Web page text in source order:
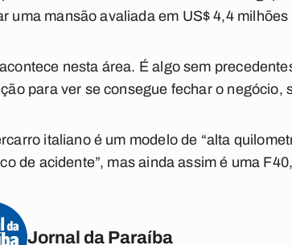
uma mansão avaliada em US$ 4,4
nesta área. É algo sem
para ver se consegue fechar o negócio,
italiano é um modelo de “alta
de acidente”, mas ainda assim é uma
Jornal da Paraíba